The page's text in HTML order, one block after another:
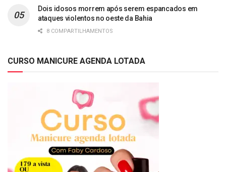
Dois idosos morrem após serem espancados em
ataques violentos no oeste da Bahia
8 COMPARTILHAMENTOS
CURSO MANICURE AGENDA LOTADA